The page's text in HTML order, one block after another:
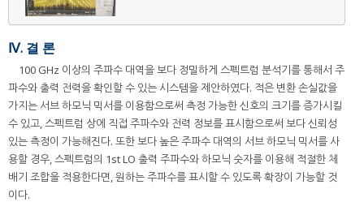
Ⅳ. 결 론
100 GHz 이상의 주파수 대역을 보다 정밀하게 스펙트럼 분석기를 통해서 주
파수와 출력 전력을 확인할 수 있는 시스템을 제안하였다. 적은 변환 손실값을
가지는 서브 하모닉 믹서를 이용함으로써 측정 가능한 신호의 크기를 증가시킬
수 있고, 스펙트럼 상에 직접 주파수와 전력 정보를 표시함으로써 보다 신뢰성
있는 측정이 가능해진다. 또한 보다 높은 주파수 대역의 서브 하모닉 믹서를 사
용할 경우, 스펙트럼의 1st LO 출력 주파수와 하모닉 숫자를 이용해 적절한 체
배기 조합을 적용한다면, 원하는 주파수를 표시할 수 있도록 확장이 가능할 것
이다.